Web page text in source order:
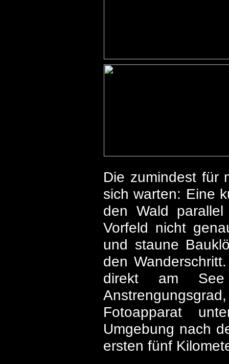
Die zumindest für
sich warten: Eine
den Wald
Vorfeld nicht
und staune
den
direkt am
Fotoapparat
Umgebung nach
ersten fünf